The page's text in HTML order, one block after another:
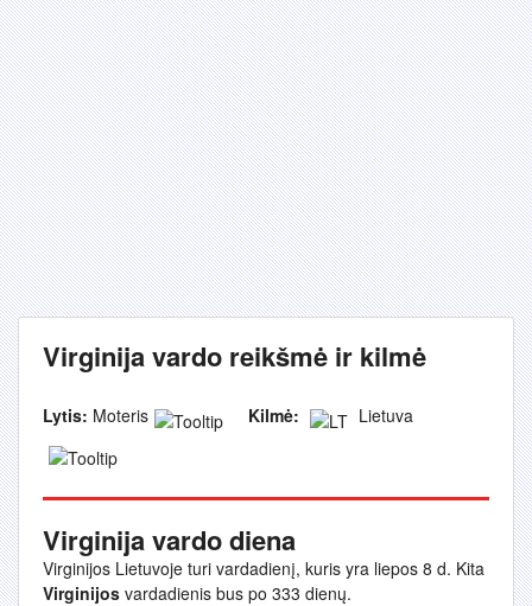
Virginija vardo reikšmė ir kilmė
Lytis: Moteris Kilmė: Lietuva
Virginija vardo diena
Virginijos Lietuvoje turi vardadienį, kuris yra liepos 8 d. Kita
Virginijos vardadienis bus po 333 dienų.